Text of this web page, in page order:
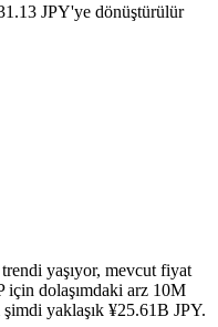
JPY'ye dönüştürülür
yaşıyor, mevcut fiyat
için dolaşımdaki arz 10M
yaklaşık ¥25.61B JPY.